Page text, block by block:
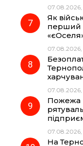
07.08.2026,
Як
перший
07.08.2026,
07.08.2026,
Пожежа
07.08.2026,
На